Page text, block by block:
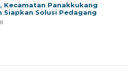
Kecamatan Panakkukang
Siapkan Solusi Pedagang